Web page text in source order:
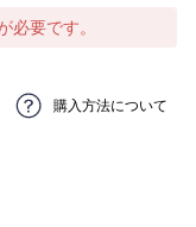
必要です。
購入方法について